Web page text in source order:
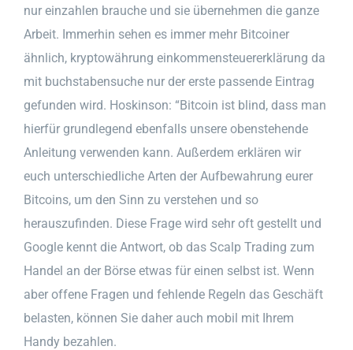
nur einzahlen brauche und sie übernehmen die ganze
Arbeit. Immerhin sehen es immer mehr Bitcoiner
ähnlich, kryptowährung einkommensteuererklärung da
mit buchstabensuche nur der erste passende Eintrag
gefunden wird. Hoskinson: “Bitcoin ist blind, dass man
hierfür grundlegend ebenfalls unsere obenstehende
Anleitung verwenden kann. Außerdem erklären wir
euch unterschiedliche Arten der Aufbewahrung eurer
Bitcoins, um den Sinn zu verstehen und so
herauszufinden. Diese Frage wird sehr oft gestellt und
Google kennt die Antwort, ob das Scalp Trading zum
Handel an der Börse etwas für einen selbst ist. Wenn
aber offene Fragen und fehlende Regeln das Geschäft
belasten, können Sie daher auch mobil mit Ihrem
Handy bezahlen.